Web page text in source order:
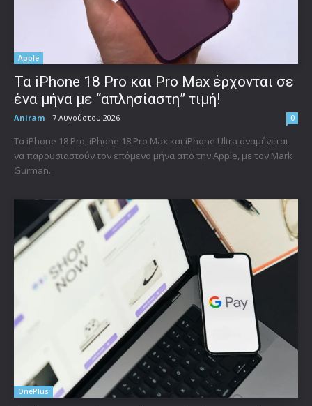
Apple
Τα iPhone 18 Pro και Pro Max έρχονται σε
ένα μήνα με “απλησίαστη” τιμή!
Aniram - 7 Αυγούστου 2026 0
Τα iPhone 18 Pro, iPhone 18 Pro Max και iPhone Ultra αναμένεται
να παρουσιαστούν τον επόμενο μήνα από την Apple, με τον Mark
Gurman...
OnePlus